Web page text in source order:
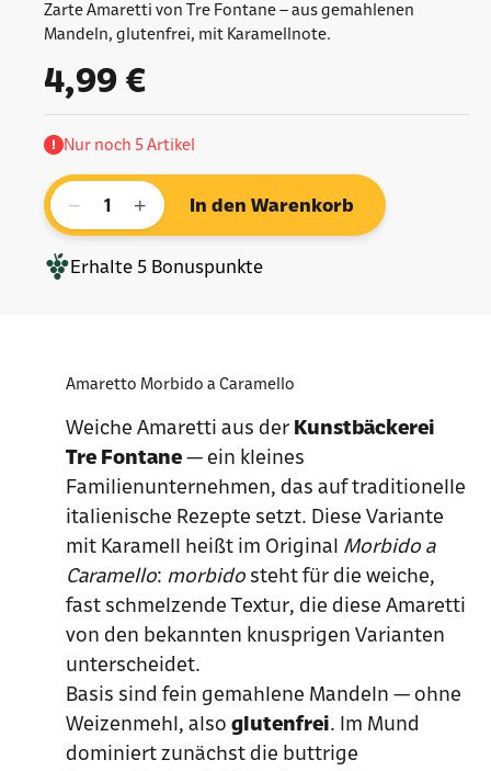
Zarte Amaretti von Tre Fontane – aus gemahlenen
Mandeln, glutenfrei, mit Karamellnote.
Angebot
4,99 €
Nur noch 5 Artikel
− + In den Warenkorb
Erhalte 5 Bonuspunkte
Amaretto Morbido a Caramello
Weiche Amaretti aus der Kunstbäckerei
Tre Fontane — ein kleines
Familienunternehmen, das auf traditionelle
italienische Rezepte setzt. Diese Variante
mit Karamell heißt im Original Morbido a
Caramello: morbido steht für die weiche,
fast schmelzende Textur, die diese Amaretti
von den bekannten knusprigen Varianten
unterscheidet.
Basis sind fein gemahlene Mandeln — ohne
Weizenmehl, also glutenfrei. Im Mund
dominiert zunächst die buttrige